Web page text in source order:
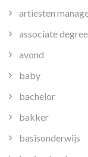
artiesten
associate degree
avond
baby
bachelor
bakker
basisonderwijs